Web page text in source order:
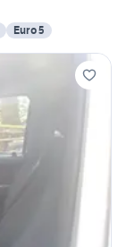
Euro 5